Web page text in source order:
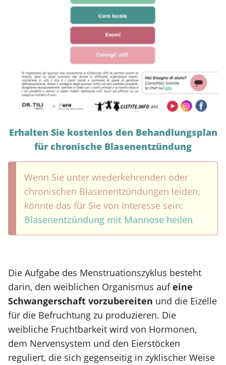
Erhalten Sie kostenlos den Behandlungsplan
für chronische Blasenentzündung
Wenn Sie unter wiederkehrenden oder
chronischen Blasenentzündungen leiden,
könnte das für Sie von Interesse sein:
Blasenentzündung mit Mannose heilen
Die Aufgabe des Menstruationszyklus besteht
darin, den weiblichen Organismus aufeine
Schwangerschaft vorzubereiten und die Eizelle
für die Befruchtung zu produzieren. Die
weibliche Fruchtbarkeit wird von Hormonen,
dem Nervensystem und den Eierstöcken
reguliert, die sich gegenseitig in zyklischer Weise